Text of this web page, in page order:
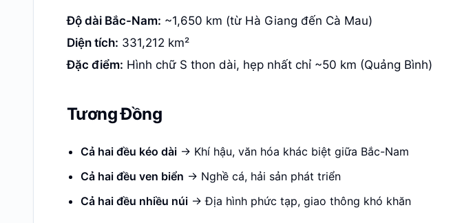
Độ dài Bắc-Nam: ~1,650 km (từ Hà Giang đến Cà Mau)
Diện tích: 331,212 km²
Đặc điểm: Hình chữ S thon dài, hẹp nhất chỉ ~50 km (Quảng Bình)
Tương Đồng
Cả hai đều kéo dài -> Khí hậu, văn hóa khác biệt giữa Bắc-Nam
Cả hai đều ven biển -> Nghề cá, hải sản phát triển
Cả hai đều nhiều núi -> Địa hình phức tạp, giao thông khó khăn